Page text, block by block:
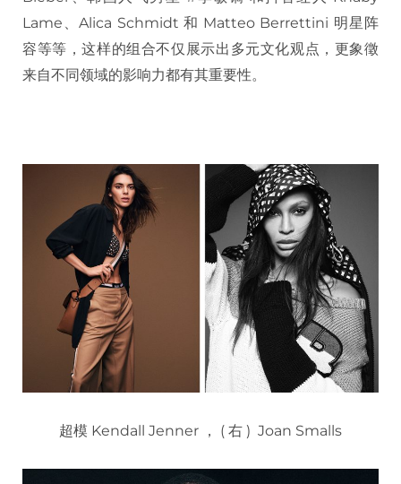
Lame、Alica Schmidt 和 Matteo Berrettini 明星阵
容等等，这样的组合不仅展示出多元文化观点，更象徵
来自不同领域的影响力都有其重要性。
超模 Kendall Jenner ， ( 右 ) Joan Smalls